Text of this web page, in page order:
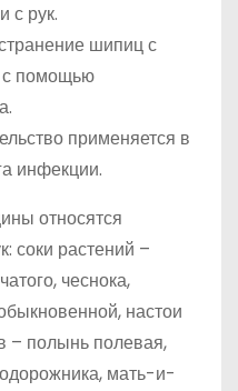
с рук.
шипиц с
с помощью
применяется в
инфекции.
относятся
соки растений –
чеснока,
настои
– полынь полевая,
мать-и-